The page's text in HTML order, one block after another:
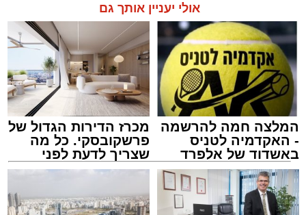
אולי יעניין אותך גם
המלצה חמה להרשמה
- האקדמיה לטניס
באשדוד של אלפרד
קריאולנסקי - לילדים
מכרז הדירות הגדול של
פרשקובסקי. כל מה
שצריך לדעת לפני
שמגישים הצעה לדירה